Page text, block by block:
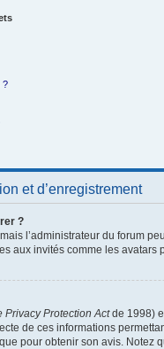
?
et d’enregistrement
?
l’administrateur du forum
aux invités comme les avatars
Privacy Protection Actde 1998)
de ces informations
pour obtenir son avis. Notez